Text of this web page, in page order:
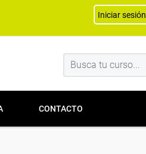
Iniciar sesión
CONTACTO